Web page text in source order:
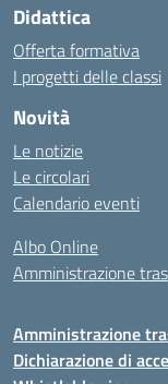
Didattica
Offerta formativa
I progetti delle classi
Novità
Le notizie
Le circolari
Calendario eventi
Albo Online
Amministrazione
Amministrazione
Dichiarazione di